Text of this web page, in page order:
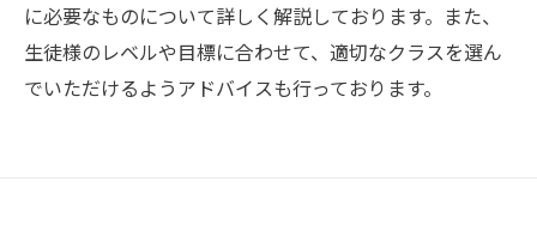
に必要なものについて詳しく解説しております。また、
生徒様のレベルや目標に合わせて、適切なクラスを選ん
でいただけるようアドバイスも行っております。